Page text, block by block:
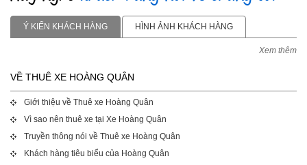
Ý KIẾN KHÁCH HÀNG HÌNH ẢNH KHÁCH HÀNG
Xem thêm
VỀ THUÊ XE HOÀNG QUÂN
Giới thiệu về Thuê xe Hoàng Quân
Vì sao nên thuê xe tại Xe Hoàng Quân
Truyền thông nói về Thuê xe Hoàng Quân
Khách hàng tiêu biểu của Hoàng Quân